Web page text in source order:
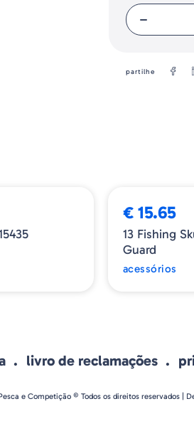
partilhe
€ 15.65
13 Fishing
Guard
acessórios
livro de reclamações
e Competição © Todos os direitos reservados |